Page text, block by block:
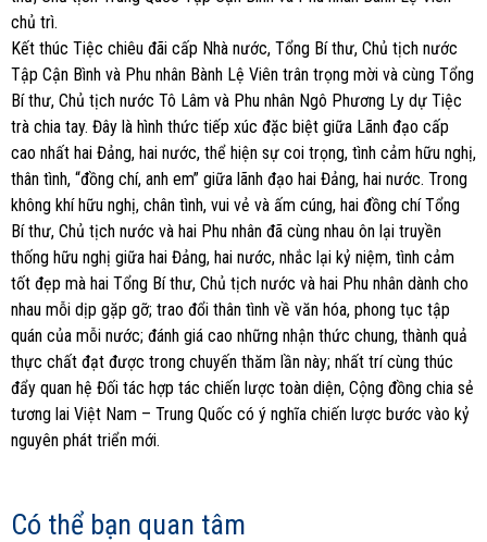
chủ trì.
Kết thúc Tiệc chiêu đãi cấp Nhà nước, Tổng Bí thư, Chủ tịch nước
Tập Cận Bình và Phu nhân Bành Lệ Viên trân trọng mời và cùng Tổng
Bí thư, Chủ tịch nước Tô Lâm và Phu nhân Ngô Phương Ly dự Tiệc
trà chia tay. Đây là hình thức tiếp xúc đặc biệt giữa Lãnh đạo cấp
cao nhất hai Đảng, hai nước, thể hiện sự coi trọng, tình cảm hữu nghị,
thân tình, “đồng chí, anh em” giữa lãnh đạo hai Đảng, hai nước. Trong
không khí hữu nghị, chân tình, vui vẻ và ấm cúng, hai đồng chí Tổng
Bí thư, Chủ tịch nước và hai Phu nhân đã cùng nhau ôn lại truyền
thống hữu nghị giữa hai Đảng, hai nước, nhắc lại kỷ niệm, tình cảm
tốt đẹp mà hai Tổng Bí thư, Chủ tịch nước và hai Phu nhân dành cho
nhau mỗi dịp gặp gỡ; trao đổi thân tình về văn hóa, phong tục tập
quán của mỗi nước; đánh giá cao những nhận thức chung, thành quả
thực chất đạt được trong chuyến thăm lần này; nhất trí cùng thúc
đẩy quan hệ Đối tác hợp tác chiến lược toàn diện, Cộng đồng chia sẻ
tương lai Việt Nam – Trung Quốc có ý nghĩa chiến lược bước vào kỷ
nguyên phát triển mới.
Có thể bạn quan tâm